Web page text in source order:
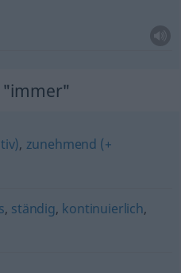
"immer"
, zunehmend (+
, ständig, kontinuierlich,